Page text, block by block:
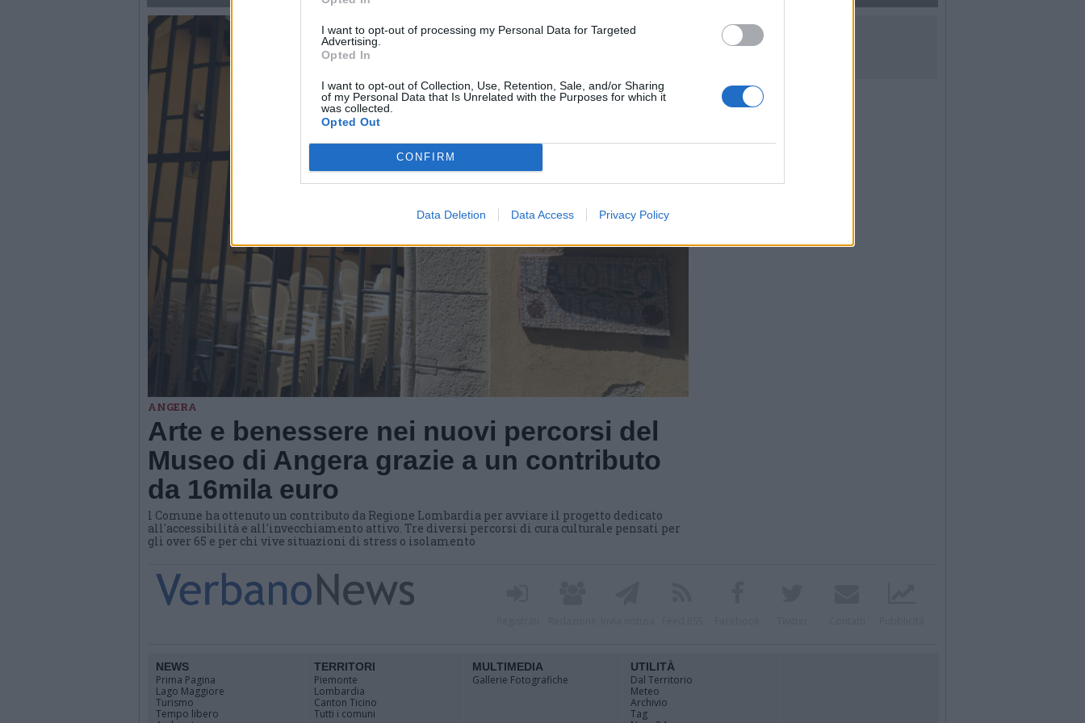
I want to opt-out of processing my Personal Data for Targeted
Advertising.
Opted In
I want to opt-out of Collection, Use, Retention, Sale, and/or Sharing
of my Personal Data that Is Unrelated with the Purposes for which it
was collected.
Opted Out
CONFIRM
Data Deletion Data Access Privacy Policy
ANGERA
Arte e benessere nei nuovi percorsi del
Museo di Angera grazie a un contributo
da 16mila euro
l Comune ha ottenuto un contributo da Regione Lombardia per avviare il progetto dedicato
all'accessibilità e all'invecchiamento attivo. Tre diversi percorsi di cura culturale pensati per
gli over 65 e per chi vive situazioni di stress o isolamento
SEGUICI SUI SOCIAL
NEWS
Prima Pagina
Lago Maggiore
Turismo
Tempo libero
TERRITORI
Piemonte
Lombardia
Canton Ticino
Tutti i comuni
MULTIMEDIA
Gallerie Fotografiche
UTILITÀ
Dal Territorio
Meteo
Archivio
Tag